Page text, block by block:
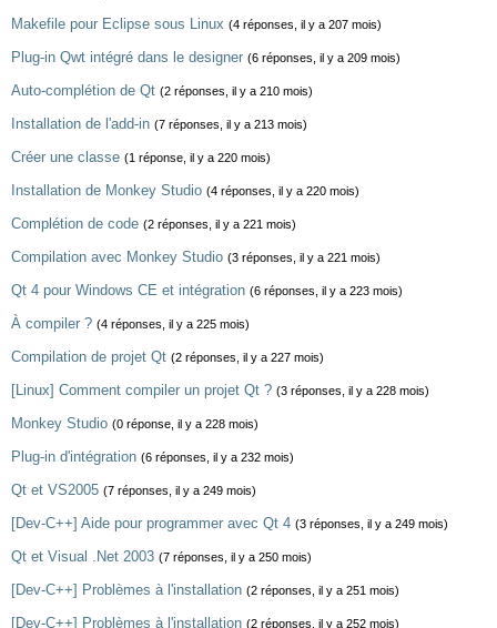
Makefile pour Eclipse sous Linux (4 réponses, il y a 207 mois)
Plug-in Qwt intégré dans le designer (6 réponses, il y a 209 mois)
Auto-complétion de Qt (2 réponses, il y a 210 mois)
Installation de l'add-in (7 réponses, il y a 213 mois)
Créer une classe (1 réponse, il y a 220 mois)
Installation de Monkey Studio (4 réponses, il y a 220 mois)
Complétion de code (2 réponses, il y a 221 mois)
Compilation avec Monkey Studio (3 réponses, il y a 221 mois)
Qt 4 pour Windows CE et intégration (6 réponses, il y a 223 mois)
À compiler ? (4 réponses, il y a 225 mois)
Compilation de projet Qt (2 réponses, il y a 227 mois)
[Linux] Comment compiler un projet Qt ? (3 réponses, il y a 228 mois)
Monkey Studio (0 réponse, il y a 228 mois)
Plug-in d'intégration (6 réponses, il y a 232 mois)
Qt et VS2005 (7 réponses, il y a 249 mois)
[Dev-C++] Aide pour programmer avec Qt 4 (3 réponses, il y a 249 mois)
Qt et Visual .Net 2003 (7 réponses, il y a 250 mois)
[Dev-C++] Problèmes à l'installation (2 réponses, il y a 251 mois)
[Dev-C++] Problèmes à l'installation (2 réponses, il y a 252 mois)